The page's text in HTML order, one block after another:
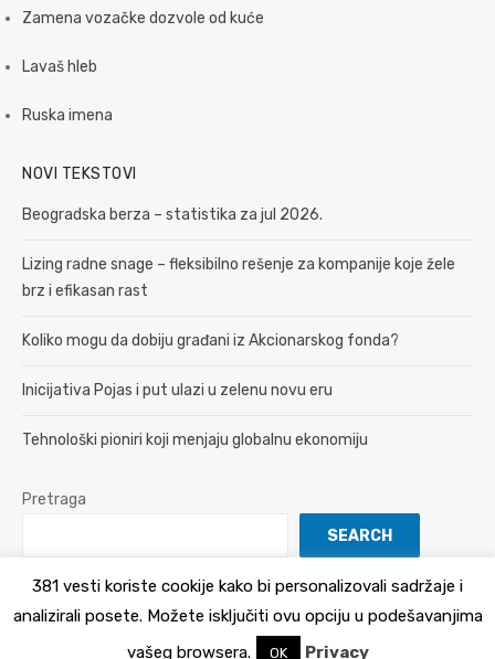
Zamena vozačke dozvole od kuće
Lavaš hleb
Ruska imena
NOVI TEKSTOVI
Beogradska berza – statistika za jul 2026.
Lizing radne snage – fleksibilno rešenje za kompanije koje žele
brz i efikasan rast
Koliko mogu da dobiju građani iz Akcionarskog fonda?
Inicijativa Pojas i put ulazi u zelenu novu eru
Tehnološki pioniri koji menjaju globalnu ekonomiju
Pretraga
SEARCH
Politika Privatnosti
381 vesti koriste cookije kako bi personalizovali sadržaje i
analizirali posete. Možete isključiti ovu opciju u podešavanjima
vašeg browsera.
OK Privacy